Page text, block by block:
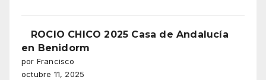
trabajas
ROCIO CHICO 2025 Casa de Andalucía
en Benidorm
por Francisco
octubre 11, 2025